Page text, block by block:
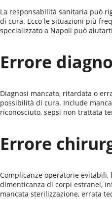
La responsabilità sanitaria può
di cura. Ecco le situazioni più
specializzato a Napoli può
Errore
Diagnosi mancata, ritardata o
possibilità di cura. Include
riconosciuto, sepsi non trattata
Errore
Complicanze operatorie
dimenticanza di corpi estranei,
mancata sterilizzazione, errata